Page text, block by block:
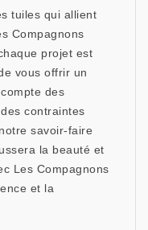
tuiles qui allient
Compagnons
projet est
vous offrir un
des
contraintes
savoir-faire
la beauté et
Les Compagnons
et la